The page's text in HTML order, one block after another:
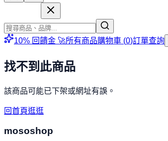
10% 回饋金 🚀所有商品購物車 (0)訂單查詢
找不到此商品
該商品可能已下架或網址有誤。
回首頁逛逛
mososhop